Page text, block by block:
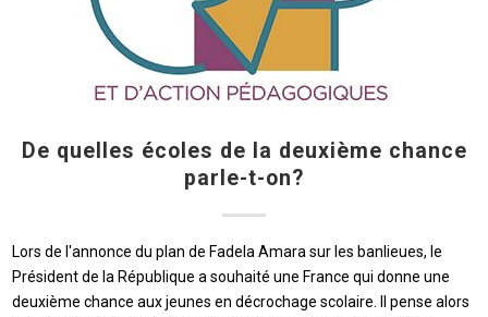
De quelles écoles de la deuxième chance
parle-t-on?
Lors de l'annonce du plan de Fadela Amara sur les banlieues, le
Président de la République a souhaité une France qui donne une
deuxième chance aux jeunes en décrochage scolaire. Il pense alors